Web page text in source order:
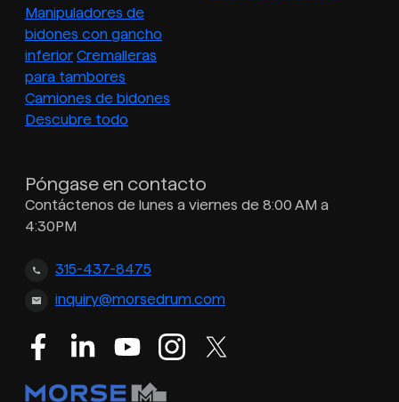
Manipuladores de
bidones con gancho
inferior Cremalleras
para tambores
Camiones de bidones
Descubre todo
Póngase en contacto
Contáctenos de lunes a viernes de 8:00 AM a
4:30PM
315-437-8475
inquiry@morsedrum.com